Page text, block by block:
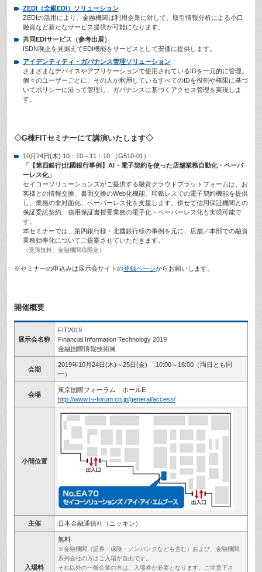
ZEDI（全銀EDI）ソリューション
ZEDIの活用により、金融機関は利用企業に対して、取引情報分析による小口
融資など新たなサービス提供が可能になります。
共同EDIサービス（参考出展）
ISDN廃止を見据えてEDI機能をサービスとして安価に提供します。
アイデンティティ・ガバナンス管理ソリューション
さまざまなデバイスやアプリケーションで使用されているIDを一元的に管理。
個々のユーザーごとに、その人が利用しているすべてのIDを役割や権限に基づ
いてポリシーに沿って管理し、ガバナンスに基づくアクセス管理を実現しま
す。
◇G棟FITセミナーにて講演いたします◇
10月24日(木) 10：10～11：10 （G510-01）
「【第四銀行|北國銀行事例】Al・電子契約を使った店舗業務自動化・ペーパ
ーレス化」
セイコーソリューションズがご提供する融資クラウドプラットフォームは、お
客様との情報交換、書面交換のWeb化機能、印鑑レスでの電子契約機能を提供
し、業務の非対面化、ペーパーレス化を支援します。併せて信用保証機関との
保証委託契約、信用保証書授受業務の電子化・ペーパーレス化も実現可能で
す。
本セミナーでは、第四銀行様・北國銀行様の事例を元に、店舗／本部での融資
業務効率化についてご提案させていただきます。
（受講無料、金融機関様限定）
※セミナーの申込みは展示会サイトの登録ページからお願いします。
開催概要
展示会名称
FIT2019
Financial Information Technology 2019
金融国際情報技術展
会期
2019年10月24日(木)～25日(金) 10:00～18:00（両日とも同
一）
会場
東京国際フォーラム ホールE
http://www.t-i-forum.co.jp/general/access/
小間位置
主催 日本金融通信社（ニッキン）
入場料
無料
※金融機関（証券・保険・ノンバンクなども含む）および、金融機関
系列会社の方はご入場が自由です。
それ以外の一般企業の方は、入場券が必要となります。ご注意下さ